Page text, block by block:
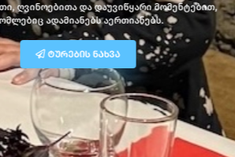
და დაუვიწყარი მომენტებით,
ადამიანებს აერთიანებს.
ᲢᲣᲠᲔᲑᲘᲡ ᲜᲐᲮᲕᲐ